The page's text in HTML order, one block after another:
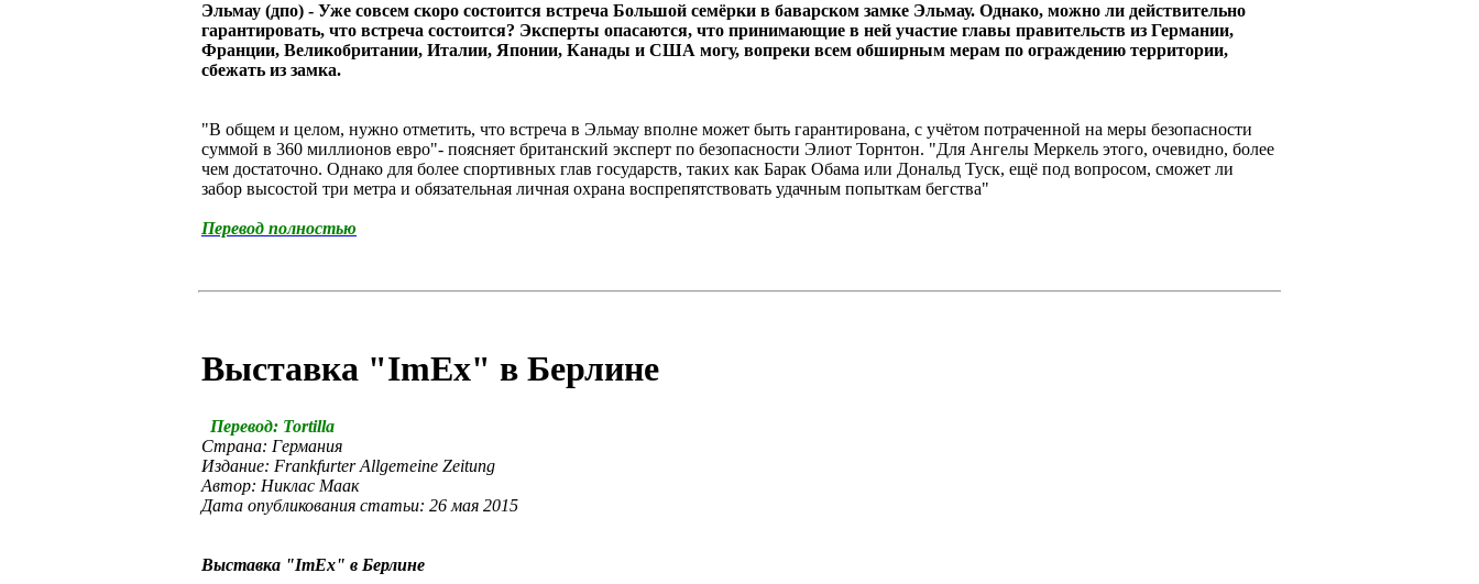
Эльмау (дпо) - Уже совсем скоро состоится встреча Большой семёрки в баварском замке Эльмау. Однако, можно ли действительно
гарантировать, что встреча состоится? Эксперты опасаются, что принимающие в ней участие главы правительств из Германии,
Франции, Великобритании, Италии, Японии, Канады и США могу, вопреки всем обширным мерам по ограждению территории,
сбежать из замка.
"В общем и целом, нужно отметить, что встреча в Эльмау вполне может быть гарантирована, с учётом потраченной на меры безопасности
суммой в 360 миллионов евро"- поясняет британский эксперт по безопасности Элиот Торнтон. "Для Ангелы Меркель этого, очевидно, более
чем достаточно. Однако для более спортивных глав государств, таких как Барак Обама или Дональд Туск, ещё под вопросом, сможет ли
забор высостой три метра и обязательная личная охрана воспрепятствовать удачным попыткам бегства"
Перевод полностью
Выставка "ImEx" в Берлине
Перевод: Tortilla
Страна: Германия
Издание: Frankfurter Allgemeine Zeitung
Автор: Никлас Маак
Дата опубликования статьи: 26 мая 2015
Выставка "ImEx" в Берлине